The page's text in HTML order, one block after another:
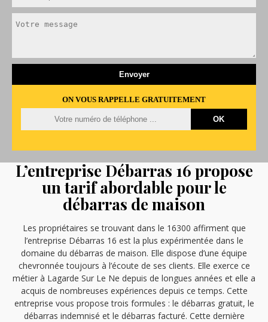
ON VOUS RAPPELLE GRATUITEMENT
L’entreprise Débarras 16 propose
un tarif abordable pour le
débarras de maison
Les propriétaires se trouvant dans le 16300 affirment que
l’entreprise Débarras 16 est la plus expérimentée dans le
domaine du débarras de maison. Elle dispose d’une équipe
chevronnée toujours à l’écoute de ses clients. Elle exerce ce
métier à Lagarde Sur Le Ne depuis de longues années et elle a
acquis de nombreuses expériences depuis ce temps. Cette
entreprise vous propose trois formules : le débarras gratuit, le
débarras indemnisé et le débarras facturé. Cette dernière